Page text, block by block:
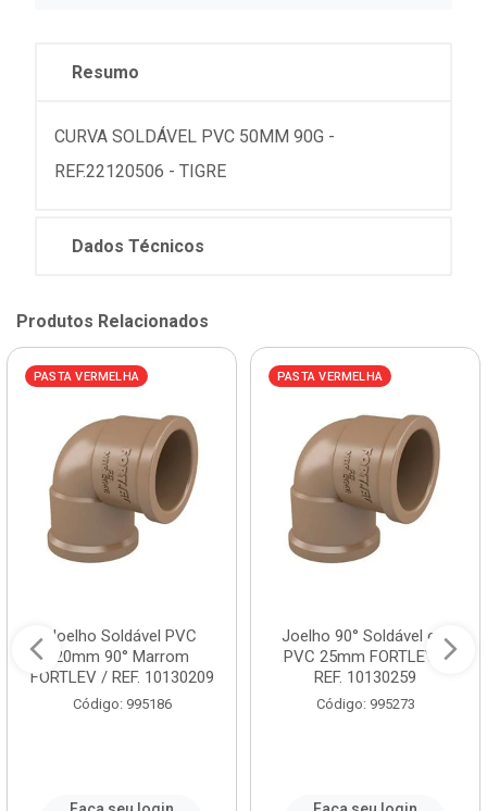
Resumo
CURVA SOLDÁVEL PVC 50MM 90G -
REF.22120506 - TIGRE
Dados Técnicos
Produtos Relacionados
PASTA VERMELHA
Joelho Soldável PVC
20mm 90° Marrom
FORTLEV / REF. 10130209
Código: 995186
PASTA VERMELHA
Joelho 90° Soldável em
PVC 25mm FORTLEV /
REF. 10130259
Código: 995273